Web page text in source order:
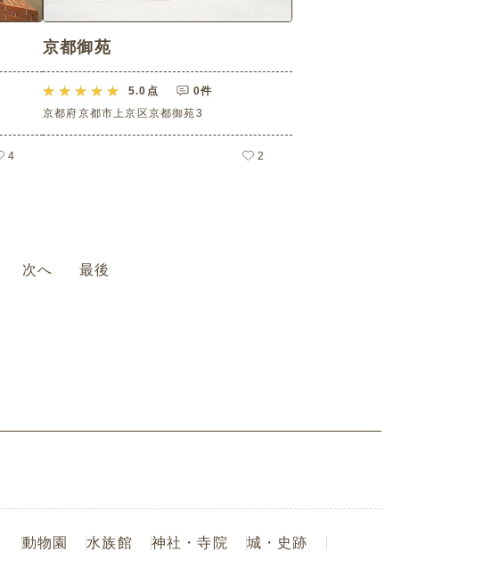
4
京都御苑
5.0 点
0件
京都府京都市上京区京都御苑3
2
次へ 最後
動物園 水族館 神社・寺院
城・史跡